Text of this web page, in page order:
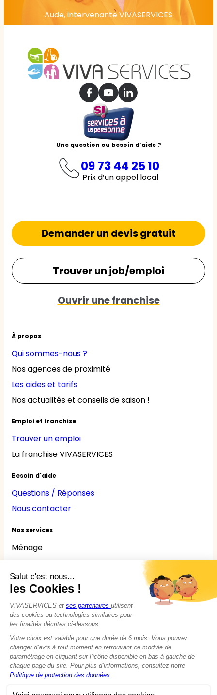
Aude, intervenante VIVASERVICES
Une question ou besoin d’aide ?
09 73 44 25 10
Prix d’un appel local
À propos
Qui sommes-nous ?
Nos agences de proximité
Les aides et tarifs
Nos actualités et conseils de saison !
Emploi et franchise
Trouver un emploi
La franchise VIVASERVICES
Besoin d'aide
Questions / Réponses
Nous contacter
Nos services
Ménage
Jardinage
Bricolage
Nounou
Seniors
Handicaps
Demander un devis gratuit
Trouver un job/emploi
Ouvrir une franchise
© 2015 - 2026VIVASERVICES
Modifier vos préférences en matière de cookies